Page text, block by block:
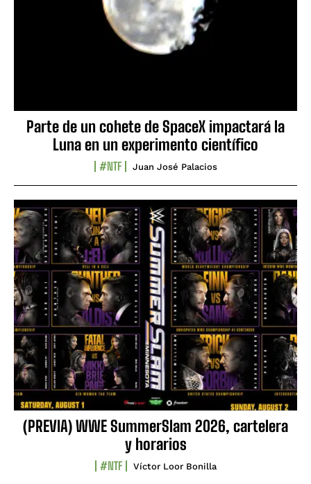
Parte de un cohete de SpaceX impactará la
Luna en un experimento científico
#NTF Juan José Palacios
(PREVIA) WWE SummerSlam 2026, cartelera
y horarios
#NTF Víctor Loor Bonilla